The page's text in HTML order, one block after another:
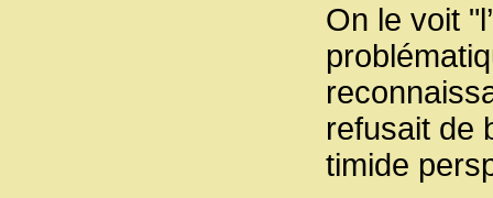
On le voit
refusait de
timide